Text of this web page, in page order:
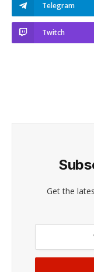
Telegram
Twitch
Get the